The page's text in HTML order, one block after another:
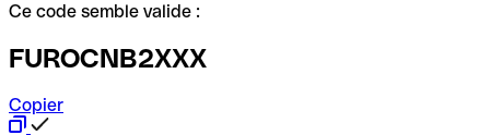
Ce code semble valide :
FUROCNB2XXX
Copier